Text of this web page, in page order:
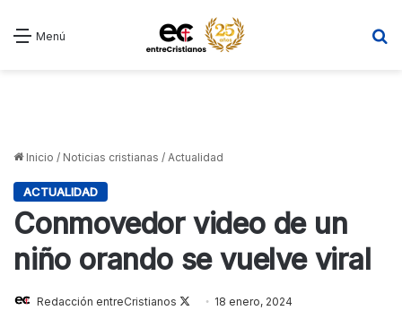
Menú
Inicio / Noticias cristianas / Actualidad
ACTUALIDAD
Conmovedor video de un
niño orando se vuelve viral
Redacción entreCristianos
Follow18 enero, 2024